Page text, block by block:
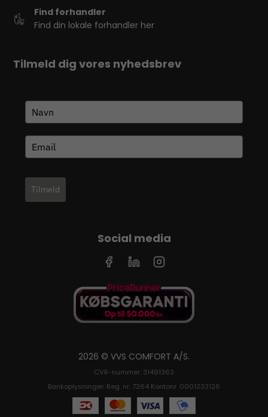
Find forhandler
Find din lokale forhandler her
Tilmeld dig vores nyhedsbrev
Tilmeld
Social media
2026 © VVS COMFORT A/S.
CVR-nummer: 31491363
Bankoplysninger: Reg. nr. 7264 Kontonr. 0001233126